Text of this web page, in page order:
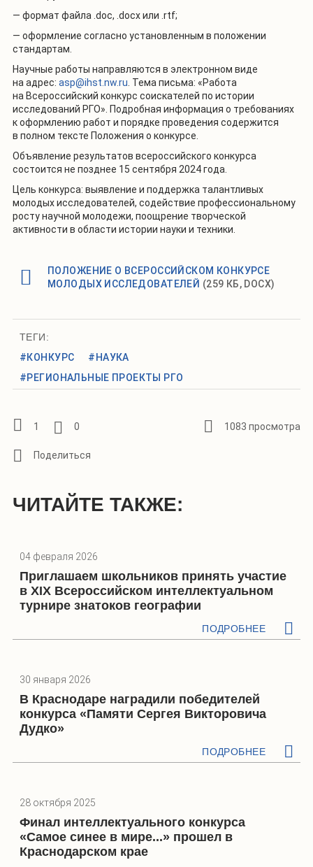
— формат файла .doc, .docx или .rtf;
— оформление согласно установленным в положении
стандартам.
Научные работы направляются в электронном виде
на адрес: asp@ihst.nw.ru . Тема письма: «Работа
на Всероссийский конкурс соискателей по истории
исследований РГО». Подробная информация о требованиях
к оформлению работ и порядке проведения содержится
в полном тексте Положения о конкурсе.
Объявление результатов всероссийского конкурса
состоится не позднее 15 сентября 2024 года.
Цель конкурса: выявление и поддержка талантливых
молодых исследователей, содействие профессиональному
росту научной молодежи, поощрение творческой
активности в области истории науки и техники.
ПОЛОЖЕНИЕ О ВСЕРОССИЙСКОМ КОНКУРСЕ
МОЛОДЫХ ИССЛЕДОВАТЕЛЕЙ (259 КБ, DOCX)
ТЕГИ:
#КОНКУРС
#НАУКА
#РЕГИОНАЛЬНЫЕ ПРОЕКТЫ РГО
1 0 1083 просмотра
ЧИТАЙТЕ ТАКЖЕ:
04 февраля 2026
Приглашаем школьников принять участие
в XIX Всероссийском интеллектуальном
турнире знатоков географии
ПОДРОБНЕЕ
30 января 2026
В Краснодаре наградили победителей
конкурса «Памяти Сергея Викторовича
Дудко»
ПОДРОБНЕЕ
28 октября 2025
Финал интеллектуального конкурса
«Самое синее в мире...» прошел в
Краснодарском крае